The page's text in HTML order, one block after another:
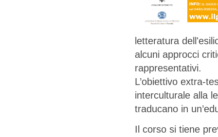
letteratura
alcuni approcci
rappresentativi.
L’obiettivo extra-
interculturale alla
traducano in
Il corso si tiene